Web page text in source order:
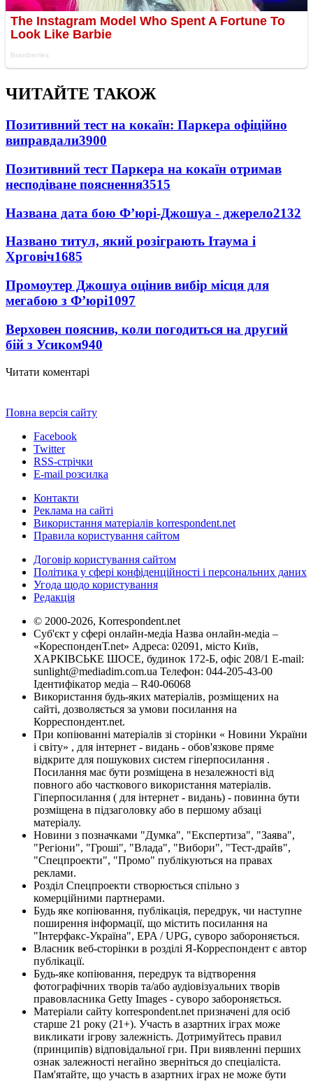
ЧИТАЙТЕ ТАКОЖ
Позитивний тест на кокаїн: Паркера офіційно
виправдали3900
Позитивний тест Паркера на кокаїн отримав
несподіване пояснення3515
Названа дата бою Ф’юрі-Джошуа - джерело2132
Названо титул, який розіграють Ітаума і
Хрговіч1685
Промоутер Джошуа оцінив вибір місця для
мегабою з Ф’юрі1097
Верховен пояснив, коли погодиться на другий
бій з Усиком940
Читати коментарі
Повна версія сайту
Facebook
Twitter
RSS-стрічки
E-mail розсилка
Контакти
Реклама на сайті
Використання матеріалів korrespondent.net
Правила користування сайтом
Договір користування сайтом
Політика у сфері конфіденційності і персональних даних
Угода щодо користування
Редакція
© 2000-2026, Korrespondent.net
Суб'єкт у сфері онлайн-медіа Назва онлайн-медіа –
«КореспонденТ.net» Адреса: 02091, місто Київ,
ХАРКІВСЬКЕ ШОСЕ, будинок 172-Б, офіс 208/1 E-mail:
sunlight@mediadim.com.ua Телефон: 044-205-43-00
Ідентифікатор медіа – R40-06068
Використання будь-яких матеріалів, розміщених на
сайті, дозволяється за умови посилання на
Корреспондент.net.
При копіюванні матеріалів зі сторінки « Новини України
і світу» , для інтернет - видань - обов'язкове пряме
відкрите для пошукових систем гіперпосилання .
Посилання має бути розміщена в незалежності від
повного або часткового використання матеріалів.
Гіперпосилання ( для інтернет - видань) - повинна бути
розміщена в підзаголовку або в першому абзаці
матеріалу.
Новини з позначками "Думка", "Експертиза", "Заява",
"Регіони", "Гроші", "Влада", "Вибори", "Тест-драйв",
"Спецпроекти", "Промо" публікуються на правах
реклами.
Розділ Спецпроекти створюється спільно з
комерційними партнерами.
Будь яке копіювання, публікація, передрук, чи наступне
поширення інформації, що містить посилання на
"Інтерфакс-Україна", EPA / UPG, суворо забороняється.
Власник веб-сторінки в розділі Я-Корреспондент є автор
публікації.
Будь-яке копіювання, передрук та відтворення
фотографічних творів та/або аудіовізуальних творів
правовласника Getty Images - суворо забороняється.
Матеріали сайту korrespondent.net призначені для осіб
старше 21 року (21+). Участь в азартних іграх може
викликати ігрову залежність. Дотримуйтесь правил
(принципів) відповідальної гри. При виявленні перших
ознак залежності негайно зверніться до спеціаліста.
Пам'ятайте, що участь в азартних іграх не може бути